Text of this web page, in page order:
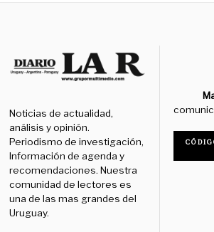
Noticias de actualidad,
análisis y opinión.
Periodismo de investigación,
Información de agenda y
recomendaciones. Nuestra
comunidad de lectores es
una de las mas grandes del
Uruguay.